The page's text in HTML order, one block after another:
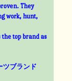
They
work, hunt,
the top brand as
ツブランド